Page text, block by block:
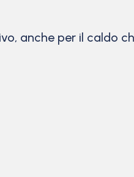
anche per il caldo